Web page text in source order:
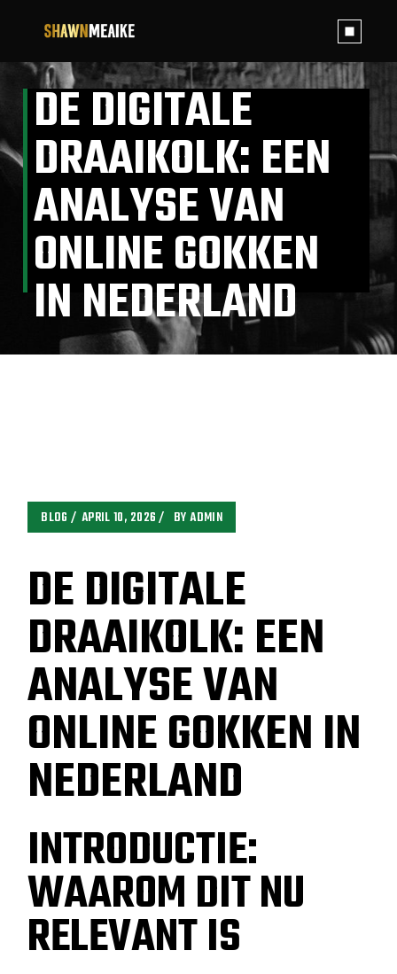
DE DIGITALE
DRAAIKOLK: EEN
ANALYSE VAN
ONLINE GOKKEN
IN NEDERLAND
BLOG APRIL 10, 2026 BYADMIN
DE DIGITALE
DRAAIKOLK: EEN
ANALYSE VAN
ONLINE GOKKEN IN
NEDERLAND
INTRODUCTIE:
WAAROM DIT NU
RELEVANT IS